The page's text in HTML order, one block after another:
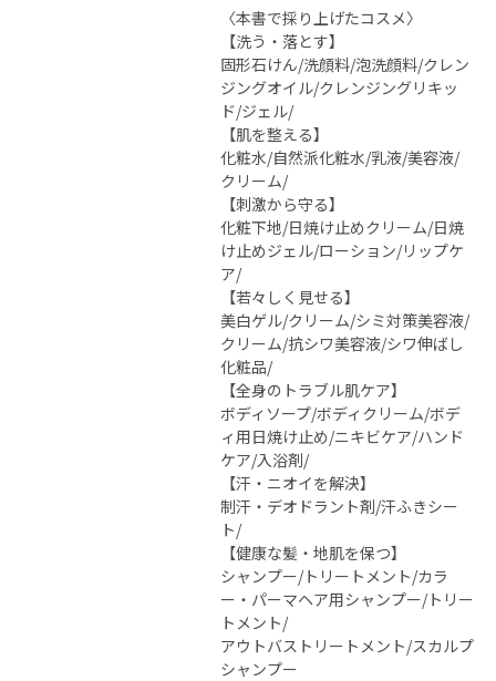
〈本書で採り上げたコスメ〉
【洗う・落とす】
固形石けん/洗顔料/泡洗顔料/クレン
ジングオイル/クレンジングリキッ
ド/ジェル/
【肌を整える】
化粧水/自然派化粧水/乳液/美容液/
クリーム/
【刺激から守る】
化粧下地/日焼け止めクリーム/日焼
け止めジェル/ローション/リップケ
ア/
【若々しく見せる】
美白ゲル/クリーム/シミ対策美容液/
クリーム/抗シワ美容液/シワ伸ばし
化粧品/
【全身のトラブル肌ケア】
ボディソープ/ボディクリーム/ボデ
ィ用日焼け止め/ニキビケア/ハンド
ケア/入浴剤/
【汗・ニオイを解決】
制汗・デオドラント剤/汗ふきシー
ト/
【健康な髪・地肌を保つ】
シャンプー/トリートメント/カラ
ー・パーマヘア用シャンプー/トリー
トメント/
アウトバストリートメント/スカルプ
シャンプー